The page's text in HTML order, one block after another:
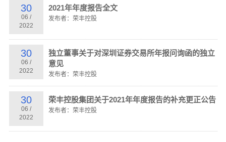
30
06 /
2022
2021年年度报告全文
发布者：荣丰控股
30
06 /
2022
独立董事关于对深圳证券交易所年报问询函的独立
意见
发布者：荣丰控股
30
06 /
2022
荣丰控股集团关于2021年年度报告的补充更正公告
发布者：荣丰控股